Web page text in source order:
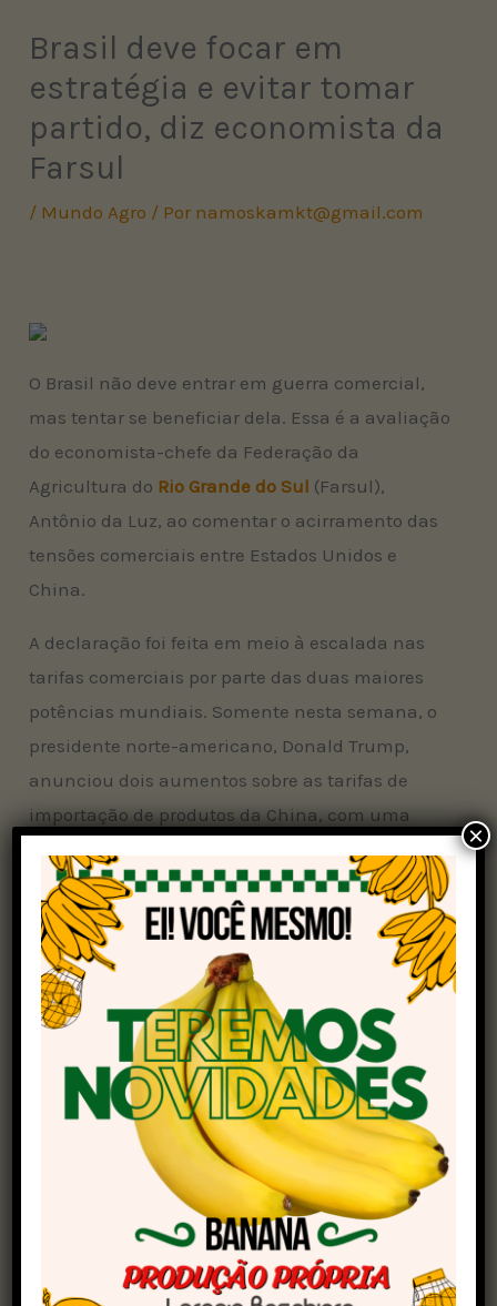
Brasil deve focar em
estratégia e evitar tomar
partido, diz economista da
Farsul
/ Mundo Agro / Por namoskamkt@gmail.com
O Brasil não deve entrar em guerra comercial,
mas tentar se beneficiar dela. Essa é a avaliação
do economista-chefe da Federação da
Agricultura do Rio Grande do Sul (Farsul),
Antônio da Luz, ao comentar o acirramento das
tensões comerciais entre Estados Unidos e
China.
A declaração foi feita em meio à escalada nas
tarifas comerciais por parte das duas maiores
potências mundiais. Somente nesta semana, o
presidente norte-americano, Donald Trump,
anunciou dois aumentos sobre as tarifas de
importação de produtos da China, com uma
governo chinês anunciou retaliações, com
tarifas de 125% sobre os Estados Unidos.
Mais espaço para as exportações brasileiras
Sobre os possíveis benefícios para o Brasil,
especialmente o agronegócio, o economista
lembra que o setor de grãos brasileiro foi o mais
favorecido durante o primeiro mandato de
Trump, quando o republicano deu início a uma
guerra comercial com aChina.
Segundo Antônio da Luz, a imposição de tarifas
aos produtos norte-americanos abriu espaço
para o Brasil expandir sua participação no
×